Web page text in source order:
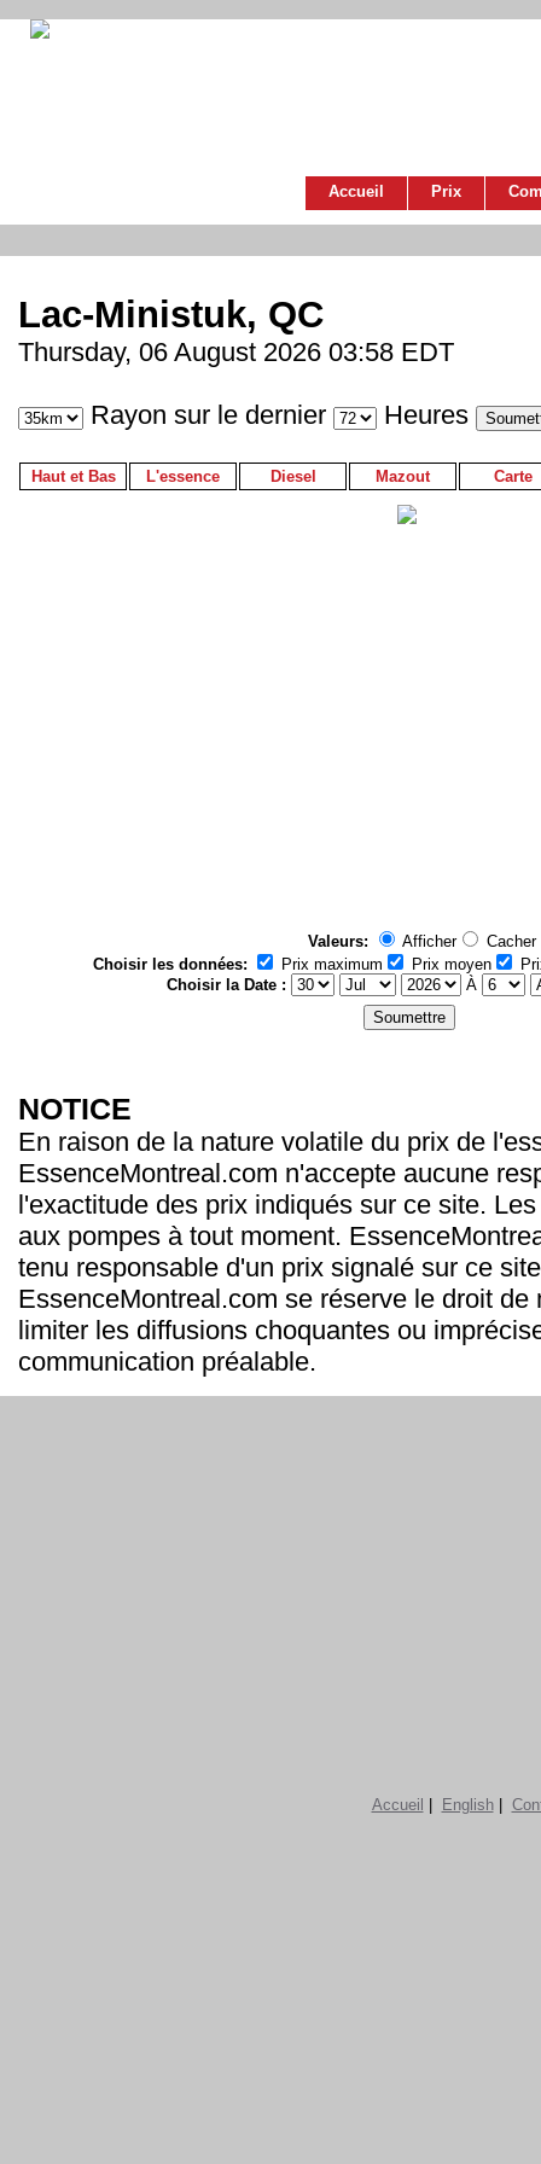
Accueil Prix
Lac-Ministuk, QC
Thursday, 06 August 2026 03:58 EDT
Rayon sur le dernier Heures
Haut et Bas L'essence Diesel Mazout Carte
Valeurs: Afficher
Cacher
Choisir les données:
Prix maximum Prix moyen
Choisir la Date :
À
NOTICE
En raison de la nature volatile du prix de
EssenceMontreal.com n'accepte aucune
l'exactitude des prix indiqués sur ce site.
aux pompes à tout moment.
tenu responsable d'un prix signalé sur ce
EssenceMontreal.com se réserve le droit de
limiter les diffusions choquantes ou
communication préalable.
Accueil English|